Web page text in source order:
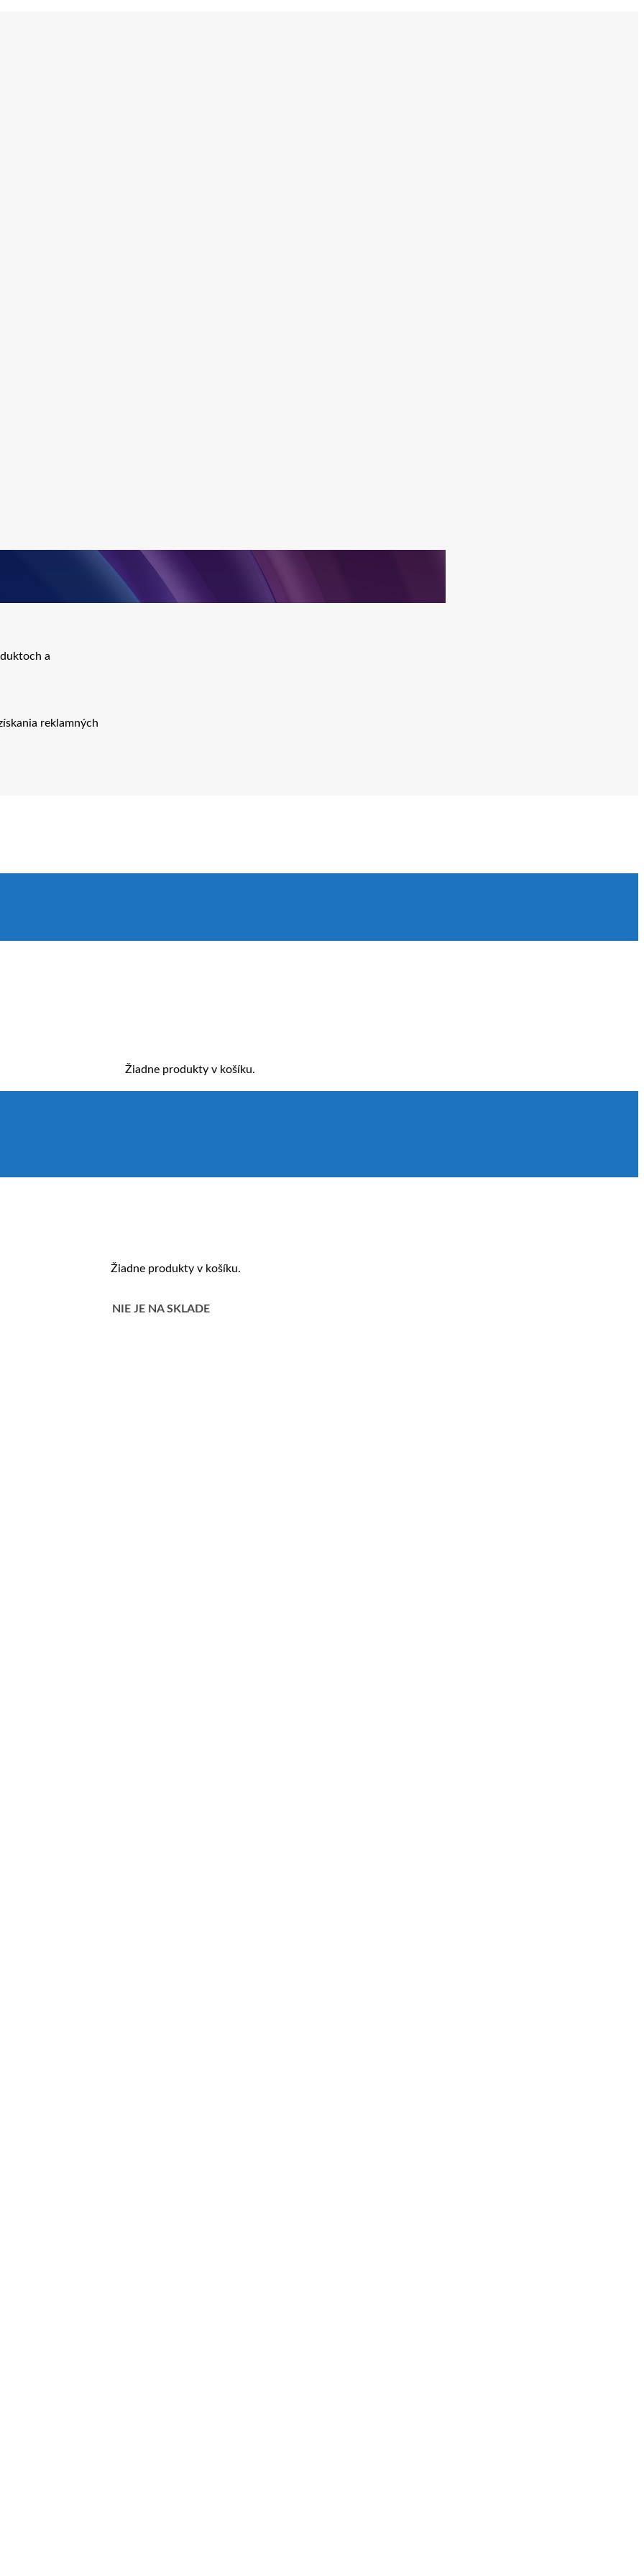
a
reklamných
Žiadne produkty v košíku.
Žiadne produkty v košíku.
NIE JE NA SKLADE